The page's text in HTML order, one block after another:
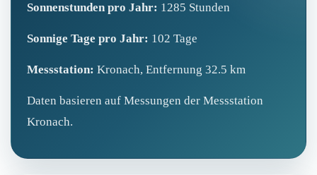
Sonnenstunden pro Jahr: 1285 Stunden
Sonnige Tage pro Jahr: 102 Tage
Messstation: Kronach, Entfernung 32.5 km
Daten basieren auf Messungen der Messstation
Kronach.